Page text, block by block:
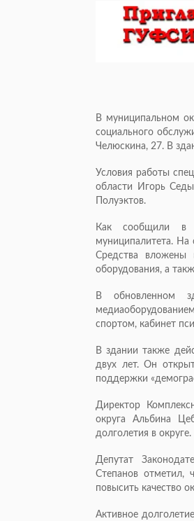
В муниципальном
социального
Челюскина, 27. В
Условия работы
области Игорь
Полуэктов.
Как сообщили в
муниципалитета. На
Средства
оборудования, а
В обновленном
спортом, кабинет
В здании также
двух лет. Он
поддержки
Директор
округа Альбина
долголетия в округе.
Депутат
Степанов отметил,
повысить качество
Активное